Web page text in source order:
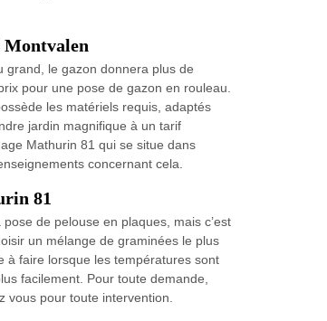
Montvalen
grand, le gazon donnera plus de
pour une pose de gazon en rouleau.
les matériels requis, adaptés
jardin magnifique à un tarif
Mathurin 81 qui se situe dans
concernant cela.
81
de pelouse en plaques, mais c’est
un mélange de graminées le plus
à faire lorsque les températures sont
facilement. Pour toute demande,
pour toute intervention.